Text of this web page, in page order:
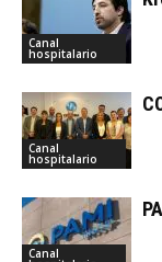
Canal
hospitalario
Canal
hospitalario
Canal